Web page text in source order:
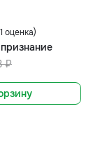
оценка)
₽